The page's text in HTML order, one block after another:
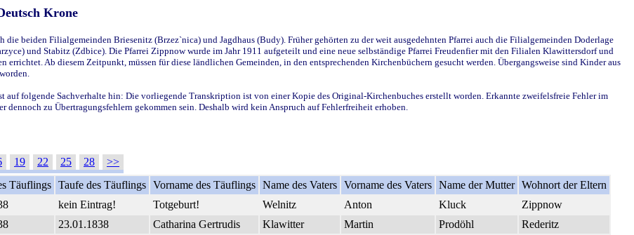
Krone
beiden Filialgemeinden Briesenitz (Brzez`nica) und Jagdhaus (Budy). Früher gehörten zu der weit ausgedehnten Pfarrei auch die Filialgemeinden Doderlage
und Stabitz (Zdbice). Die Pfarrei Zippnow wurde im Jahr 1911 aufgeteilt und eine neue selbständige Pfarrei Freudenfier mit den Filialen Klawittersdorf und
Ab diesem Zeitpunkt, müssen für diese ländlichen Gemeinden, in den entsprechenden Kirchenbüchern gesucht werden. Übergangsweise sind Kinder aus
auf folgende Sachverhalte hin: Die vorliegende Transkription ist von einer Kopie des Original-Kirchenbuches erstellt worden. Erkannte zweifelsfreie Fehler im
zu Übertragungsfehlern gekommen sein. Deshalb wird kein Anspruch auf Fehlerfreiheit erhoben.
19 22 25 28
>>
Täuflings Taufe des Täuflings Vorname des Täuflings Name des Vaters Vorname des Vaters Name der Mutter Wohnort der Eltern
kein Eintrag! Totgeburt! Welnitz Anton Kluck
Zippnow
23.01.1838 Catharina Gertrudis Klawitter Martin Prodöhl
Rederitz